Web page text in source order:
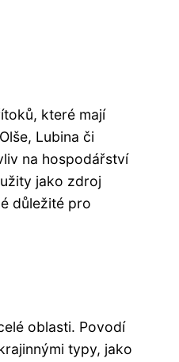
které mají
Lubina či
na hospodářství
jako zdroj
důležité pro
oblasti. Povodí
typy, jako